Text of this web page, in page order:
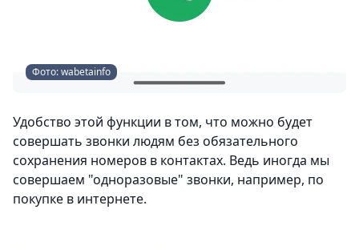
Фото: wabetainfo
Удобство этой функции в том, что можно будет
совершать звонки людям без обязательного
сохранения номеров в контактах. Ведь иногда мы
совершаем "одноразовые" звонки, например, по
покупке в интернете.